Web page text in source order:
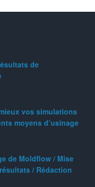
de
vos simulations
moyens d’usinage
de Moldflow / Mise
/ Rédaction